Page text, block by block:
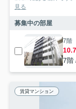
見る
募集中の部屋
7階
7階
賃貸マンション